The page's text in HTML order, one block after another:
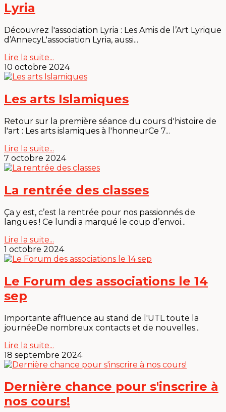
Lyria
Découvrez l'association Lyria : Les Amis de l’Art Lyrique
d’AnnecyL'association Lyria, aussi...
Lire la suite...
10 octobre 2024
Les arts Islamiques
Retour sur la première séance du cours d'histoire de
l'art : Les arts islamiques à l'honneurCe 7...
Lire la suite...
7 octobre 2024
La rentrée des classes
Ça y est, c’est la rentrée pour nos passionnés de
langues ! Ce lundi a marqué le coup d’envoi...
Lire la suite...
1 octobre 2024
Le Forum des associations le 14
sep
Importante affluence au stand de l'UTL toute la
journéeDe nombreux contacts et de nouvelles...
Lire la suite...
18 septembre 2024
Dernière chance pour s'inscrire à
nos cours!